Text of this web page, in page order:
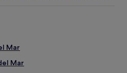
Mar
Mar